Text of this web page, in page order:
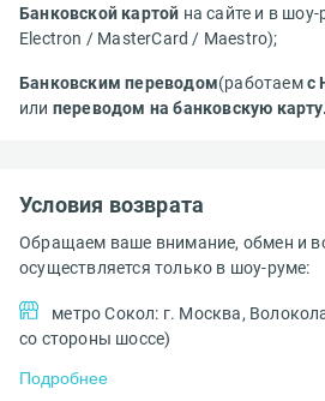
Банковской картой на сайте и в
Electron / MasterCard / Maestro);
Банковским переводом(работаемс
или переводом на банковскую карту.
Условия возврата
Обращаем ваше внимание, обмен и
осуществляется только в шоу-руме:
метро Сокол: г. Москва,
со стороны шоссе)
Подробнее